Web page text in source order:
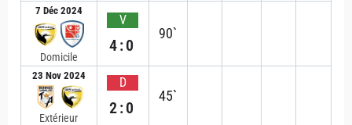
7 Déc 2024
Domicile
V
4:0
90`
23 Nov 2024
Extérieur
D
2:0
45`